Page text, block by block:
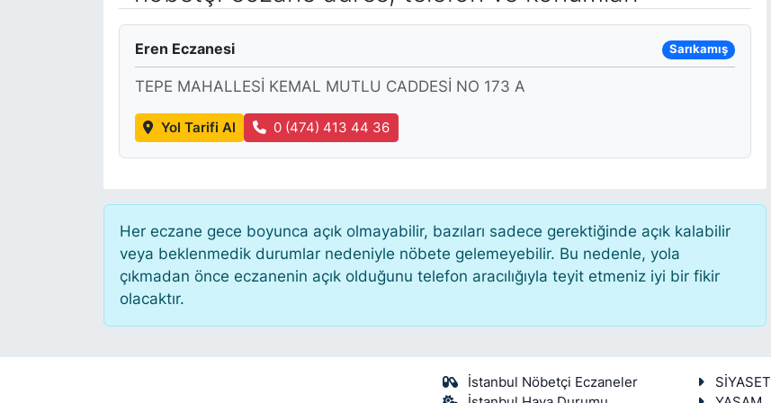
Eren Eczanesi Sarıkamış
TEPE MAHALLESİ KEMAL MUTLU CADDESİ NO 173 A
Yol Tarifi Al 0 (474) 413 44 36
Her eczane gece boyunca açık olmayabilir, bazıları sadece gerektiğinde açık kalabilir
veya beklenmedik durumlar nedeniyle nöbete gelemeyebilir. Bu nedenle, yola
çıkmadan önce eczanenin açık olduğunu telefon aracılığıyla teyit etmeniz iyi bir fikir
olacaktır.
İstanbul Nöbetçi Eczaneler
SİYASET
KÖŞE YAZILARI
KÖŞE YAZILARI (Arşiv)
KÜLTÜR SANAT
SARIYER HABERLERİ